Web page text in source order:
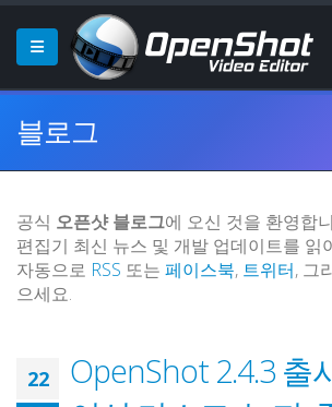
블로그
공식 오픈샷 블로그에 오신 것을 환영합
편집기 최신 뉴스 및 개발 업데이트를 읽
자동으로 RSS 또는 페이스북, 트위터, 그
으세요.
22
OpenShot 2.4.3 출